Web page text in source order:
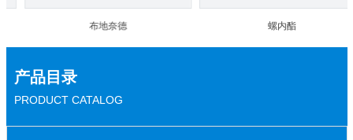
产品目录
PRODUCT CATALOG
布地奈德 螺内酯